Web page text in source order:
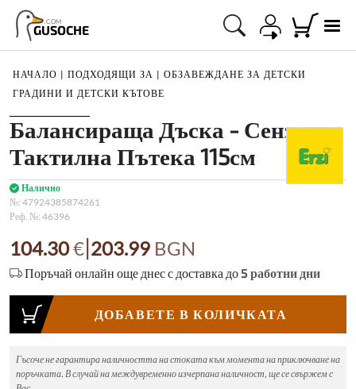
GUSOCHE
.COM
НАЧАЛО | ПОДХОДЯЩИ ЗА | ОБЗАВЕЖДАНЕ ЗА ДЕТСКИ
ГРАДИНИ И ДЕТСКИ КЪТОВЕ
1/1
Балансираща Дъска - Сензорна
Тактилна Пътека 115см
Налично
№: 47924385874261
Реф. №: 46396
104.30€|203.99 BGN
Поръчай онлайн още днес с доставка до5 работни дни
ДОБАВЕТЕ В КОЛИЧКАТА
Гъсоче не гарантира наличността на стоката към момента на приключване на
поръчката. В случай на междувременно изчерпана наличност, ще се свържем с